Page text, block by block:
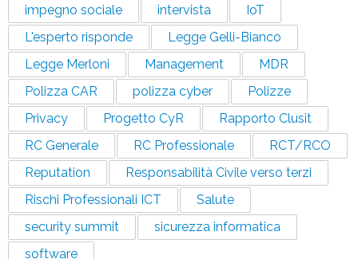
impegno sociale
intervista
IoT
L'esperto risponde
Legge Gelli-Bianco
Legge Merloni
Management
MDR
Polizza CAR
polizza cyber
Polizze
Privacy
Progetto CyR
Rapporto Clusit
RC Generale
RC Professionale
RCT/RCO
Reputation
Responsabilità Civile verso terzi
Rischi Professionali ICT
Salute
security summit
sicurezza informatica
software